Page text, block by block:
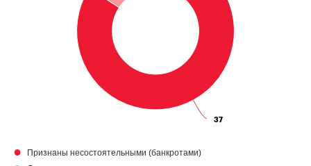
37
37
● Признаны несостоятельными (банкротами)